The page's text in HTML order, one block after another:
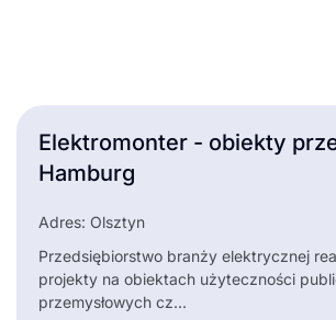
Elektromonter - obiekty
Hamburg
Adres: Olsztyn
Przedsiębiorstwo branży elektrycznej
projekty na obiektach użyteczności
przemysłowych cz...